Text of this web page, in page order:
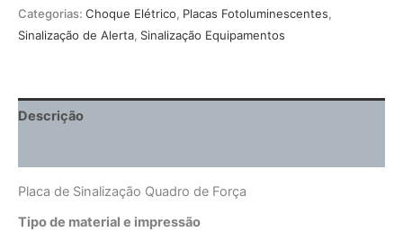
Categorias: Choque Elétrico, Placas Fotoluminescentes,
Sinalização de Alerta, Sinalização Equipamentos
Descrição
Placa de Sinalização Quadro de Força
Tipo de material e impressão